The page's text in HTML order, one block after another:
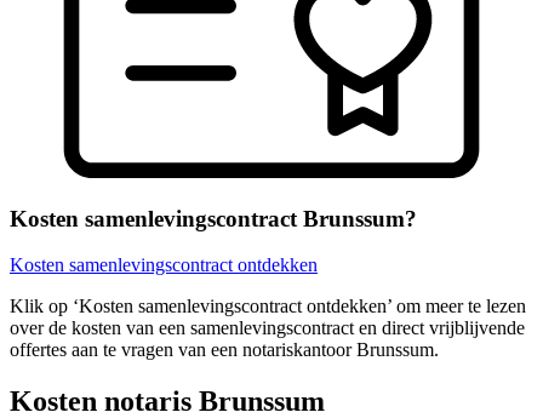
Kosten samenlevingscontract Brunssum?
Kosten samenlevingscontract ontdekken
Klik op ‘Kosten samenlevingscontract ontdekken’ om meer te lezen
over de kosten van een samenlevingscontract en direct vrijblijvende
offertes aan te vragen van een notariskantoor Brunssum.
Kosten notaris Brunssum